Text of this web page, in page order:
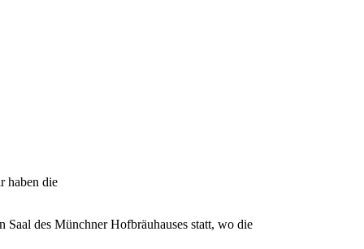
haben die
des Münchner Hofbräuhauses statt, wo die